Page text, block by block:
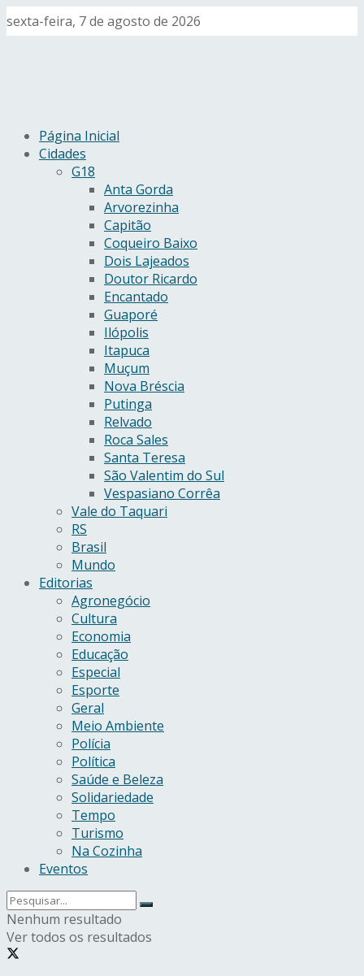
sexta-feira, 7 de agosto de 2026
Página Inicial
Cidades
G18
Anta Gorda
Arvorezinha
Capitão
Coqueiro Baixo
Dois Lajeados
Doutor Ricardo
Encantado
Guaporé
Ilópolis
Itapuca
Muçum
Nova Bréscia
Putinga
Relvado
Roca Sales
Santa Teresa
São Valentim do Sul
Vespasiano Corrêa
Vale do Taquari
RS
Brasil
Mundo
Editorias
Agronegócio
Cultura
Economia
Educação
Especial
Esporte
Geral
Meio Ambiente
Polícia
Política
Saúde e Beleza
Solidariedade
Tempo
Turismo
Na Cozinha
Eventos
Nenhum resultado
Ver todos os resultados